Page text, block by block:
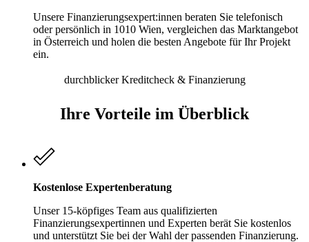
Unsere Finanzierungsexpert:innen beraten Sie telefonisch
oder persönlich in 1010 Wien, vergleichen das Marktangebot
in Österreich und holen die besten Angebote für Ihr Projekt
ein.
durchblicker Kreditcheck & Finanzierung
Ihre Vorteile im Überblick
Kostenlose Expertenberatung
Unser 15-köpfiges Team aus qualifizierten
Finanzierungsexpertinnen und Experten berät Sie kostenlos
und unterstützt Sie bei der Wahl der passenden Finanzierung.